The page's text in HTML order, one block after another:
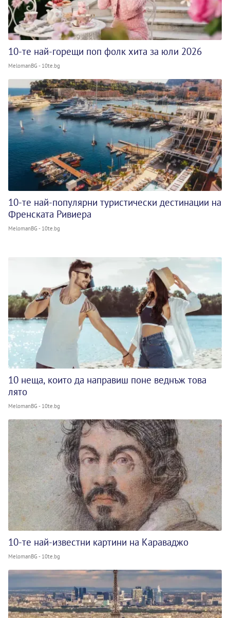
10-те най-горещи поп фолк хита за юли 2026
MelomanBG - 10te.bg
10-те най-популярни туристически дестинации на
Френската Ривиера
MelomanBG - 10te.bg
10 неща, които да направиш поне веднъж това
лято
MelomanBG - 10te.bg
10-те най-известни картини на Караваджо
MelomanBG - 10te.bg